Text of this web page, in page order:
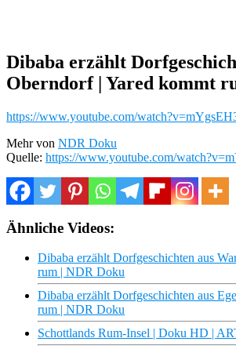
Dibaba erzählt
Oberndorf | Yared kommt
https://www.youtube.com/
Mehr von NDR Doku
Quelle: https://www.youtube.com/
Ähnliche Videos:
Dibaba erzählt Dorfgeschichten aus
rum | NDR Doku
Dibaba erzählt Dorfgeschichten aus
rum | NDR Doku
Schottlands Rum-Insel | Doku HD |